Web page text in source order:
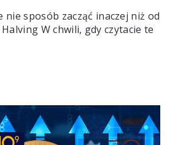
nie sposób zacząć inaczej niż od
W chwili, gdy czytacie te